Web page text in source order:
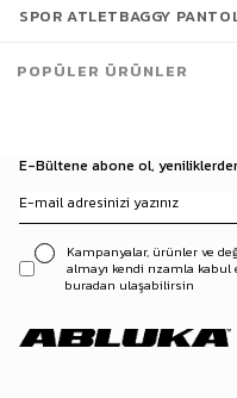
E-Bültene abone ol,
Kampanyalar, ürünler ve
almayı kendi rızamla
buradan ulaşabilirsin
SPOR ATLETBAGGY
POPÜLER ÜRÜNLER